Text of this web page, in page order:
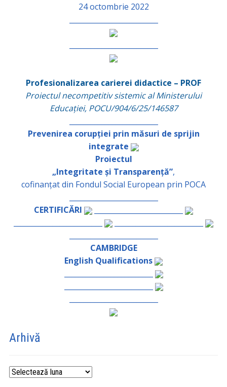
24 octombrie 2022
Profesionalizarea carierei didactice – PROF
Proiectul necompetitiv sistemic al Ministerului
Educației, POCU/904/6/25/146587
Prevenirea corupției prin măsuri de sprijin
integrate
Proiectul
„Integritate și Transparență”,
cofinanțat din Fondul Social European prin POCA
CERTIFICĂRI
CAMBRIDGE
English Qualifications
Arhivă
Arhivă